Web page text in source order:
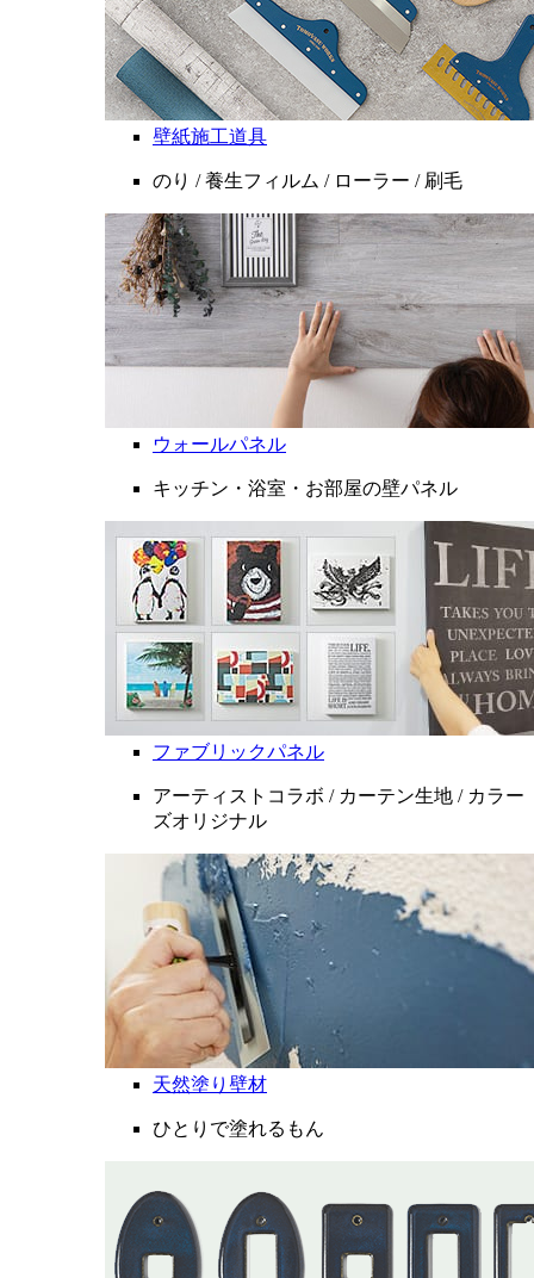
壁紙施工道具
のり / 養生フィルム / ローラー / 刷毛
ウォールパネル
キッチン・浴室・お部屋の壁パネル
ファブリックパネル
アーティストコラボ / カーテン生地 / カラー
ズオリジナル
天然塗り壁材
ひとりで塗れるもん